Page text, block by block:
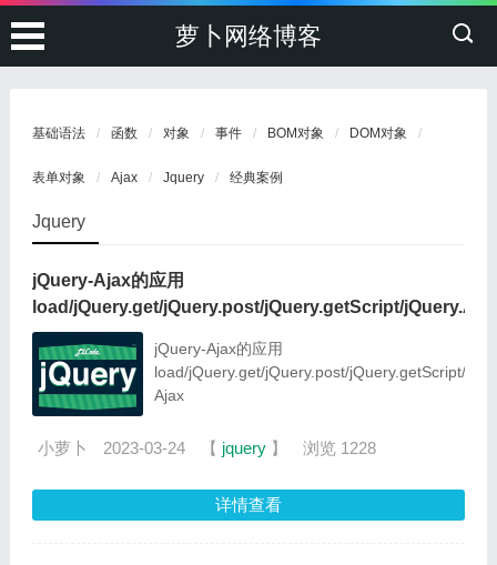
萝卜网络博客
基础语法 函数 对象 事件 BOM对象 DOM对象
表单对象 Ajax Jquery 经典案例
Jquery
jQuery-Ajax的应用
load/jQuery.get/jQuery.post/jQuery.getScript/
jQuery-Ajax的应用
load/jQuery.get/jQuery.post/jQuery.getScript/
Ajax
小萝卜 2023-03-24 【 jquery】 浏览 1228
详情查看